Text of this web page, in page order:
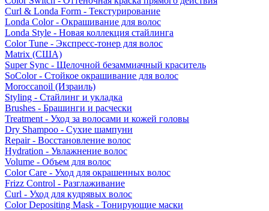
Curl & Londa Form - Текстурирование
Londa Color - Окрашивание для волос
Londa Style - Новая коллекция стайлинга
Color Tune - Экспресс-тонер для волос
Matrix (США)
Super Sync - Щелочной безаммиачный краситель
SoColor - Стойкое окрашивание для волос
Moroccanoil (Израиль)
Styling - Стайлинг и укладка
Brushes - Брашинги и расчески
Treatment - Уход за волосами и кожей головы
Dry Shampoo - Сухие шампуни
Repair - Восстановление волос
Hydration - Увлажнение волос
Volume - Объем для волос
Color Care - Уход для окрашенных волос
Frizz Control - Разглаживание
Curl - Уход для кудрявых волос
Color Depositing Mask - Тонирующие маски